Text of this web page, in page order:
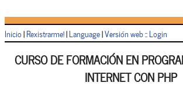
Inicio|Rexistrarme!|Language|Versión web::Login
CURSO DE FORMACIÓN EN
INTERNET CON PHP